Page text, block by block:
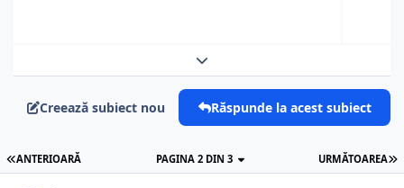
Expand topic overview
Creează subiect nou Răspunde la acest subiect
ANTERIOARĂ URMĂTOAREA
PAGINA 2 DIN 3